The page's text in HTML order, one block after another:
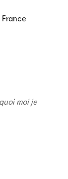
France
moi je